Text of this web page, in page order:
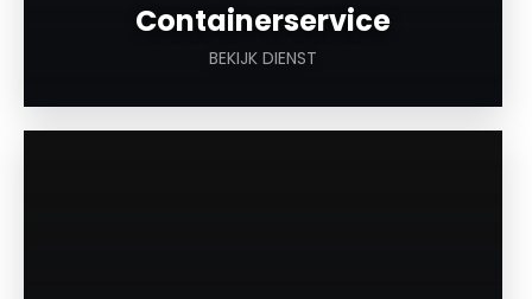
Containerservice
BEKIJK DIENST